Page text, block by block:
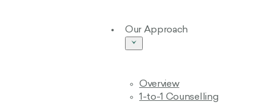
Our Approach
Overview
1-to-1 Counselling